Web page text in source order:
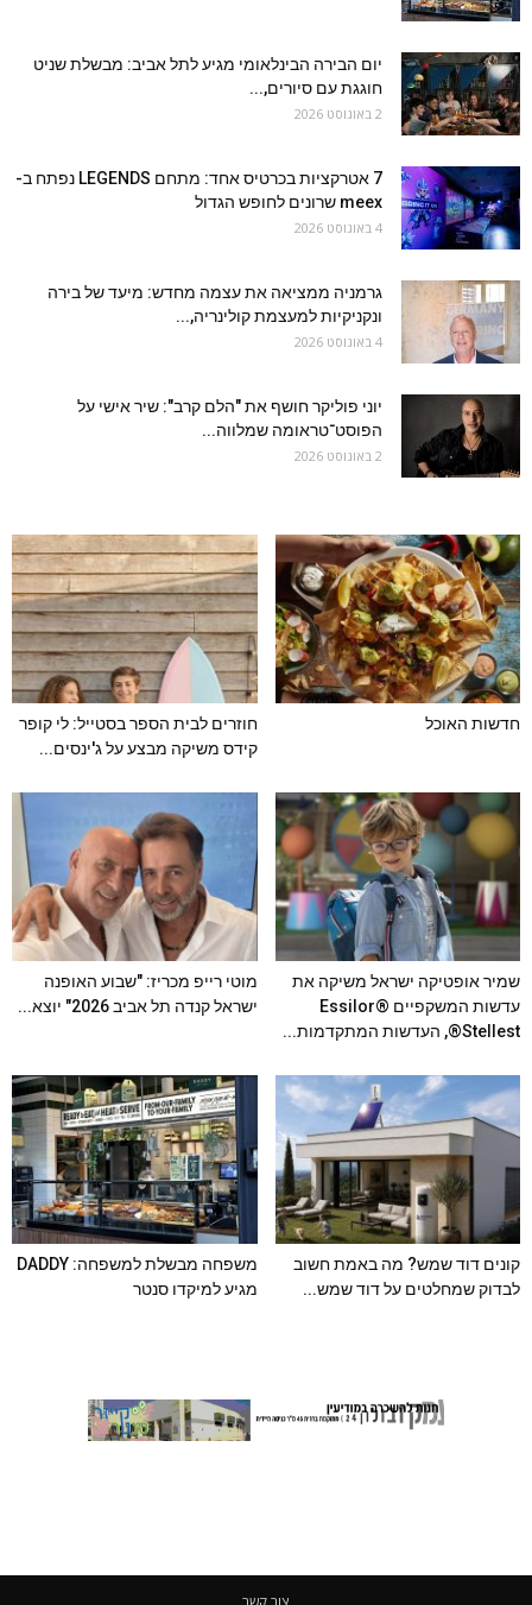
יום הבירה הבינלאומי מגיע לתל אביב: מבשלת שניט
חוגגת עם סיורים,...
2 באוגוסט 2026
7 אטרקציות בכרטיס אחד: מתחם LEGENDS נפתח ב-
meex שרונים לחופש הגדול
4 באוגוסט 2026
גרמניה ממציאה את עצמה מחדש: מיעד של בירה
ונקניקיות למעצמת קולינריה,...
4 באוגוסט 2026
יוני פוליקר חושף את "הלם קרב": שיר אישי על
הפוסט־טראומה שמלווה...
2 באוגוסט 2026
חדשות האוכל
חוזרים לבית הספר בסטייל: לי קופר
קידס משיקה מבצע על ג'ינסים...
שמיר אופטיקה ישראל משיקה את
עדשות המשקפיים Essilor®
Stellest®, העדשות המתקדמות...
מוטי רייפ מכריז: "שבוע האופנה
ישראל קנדה תל אביב 2026" יוצא...
קונים דוד שמש? מה באמת חשוב
לבדוק שמחלטים על דוד שמש...
משפחה מבשלת למשפחה: DADDY
מגיע למיקדו סנטר